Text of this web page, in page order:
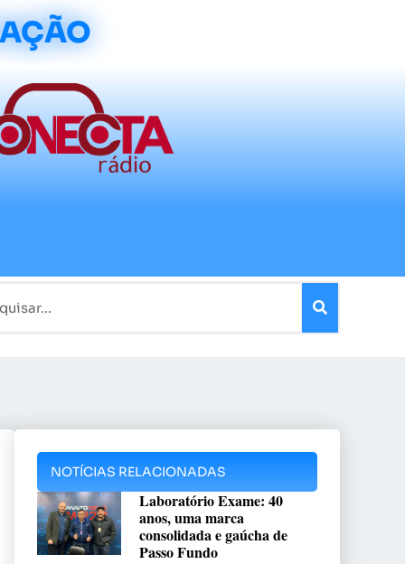
NOTÍCIAS RELACIONADAS
Laboratório Exame: 40
anos, uma marca
consolidada e gaúcha de
Passo Fundo